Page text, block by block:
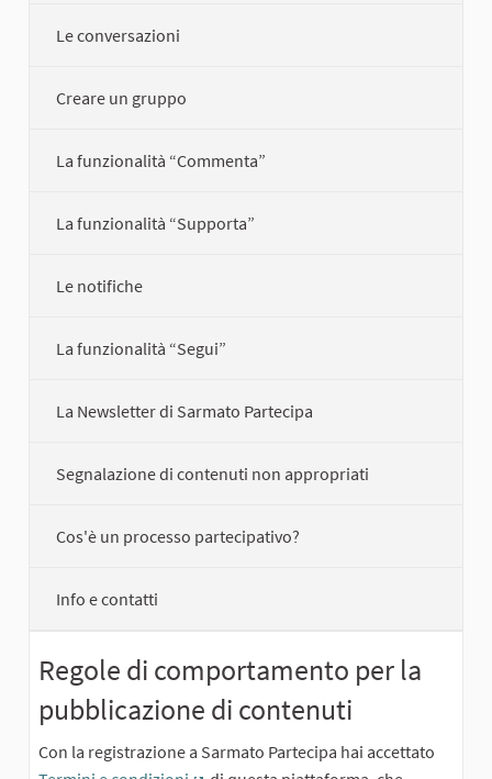
Le conversazioni
Creare un gruppo
La funzionalità “Commenta”
La funzionalità “Supporta”
Le notifiche
La funzionalità “Segui”
La Newsletter di Sarmato Partecipa
Segnalazione di contenuti non appropriati
Cos'è un processo partecipativo?
Info e contatti
Regole di comportamento per la
pubblicazione di contenuti
Con la registrazione a Sarmato Partecipa hai accettato